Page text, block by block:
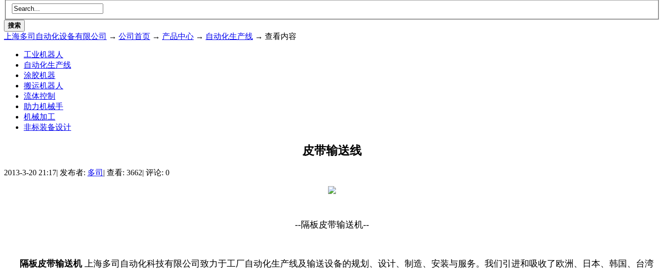
搜索
上海多司自动化设备有限公司 → 公司首页 → 产品中心 → 自动化生产线 → 查看内容
工业机器人
自动化生产线
涂胶机器
搬运机器人
流体控制
助力机械手
机械加工
非标装备设计
皮带输送线
2013-3-20 21:17| 发布者: 多司 | 查看: 3662| 评论: 0
--隔板皮带输送机--
隔板皮带输送机上海多司 自动化科技有限公司致力于工厂自动化生产线及输送设备的规划、设计、制造、安装与服务。我们引进和吸收了欧洲、日本、韩国、台湾